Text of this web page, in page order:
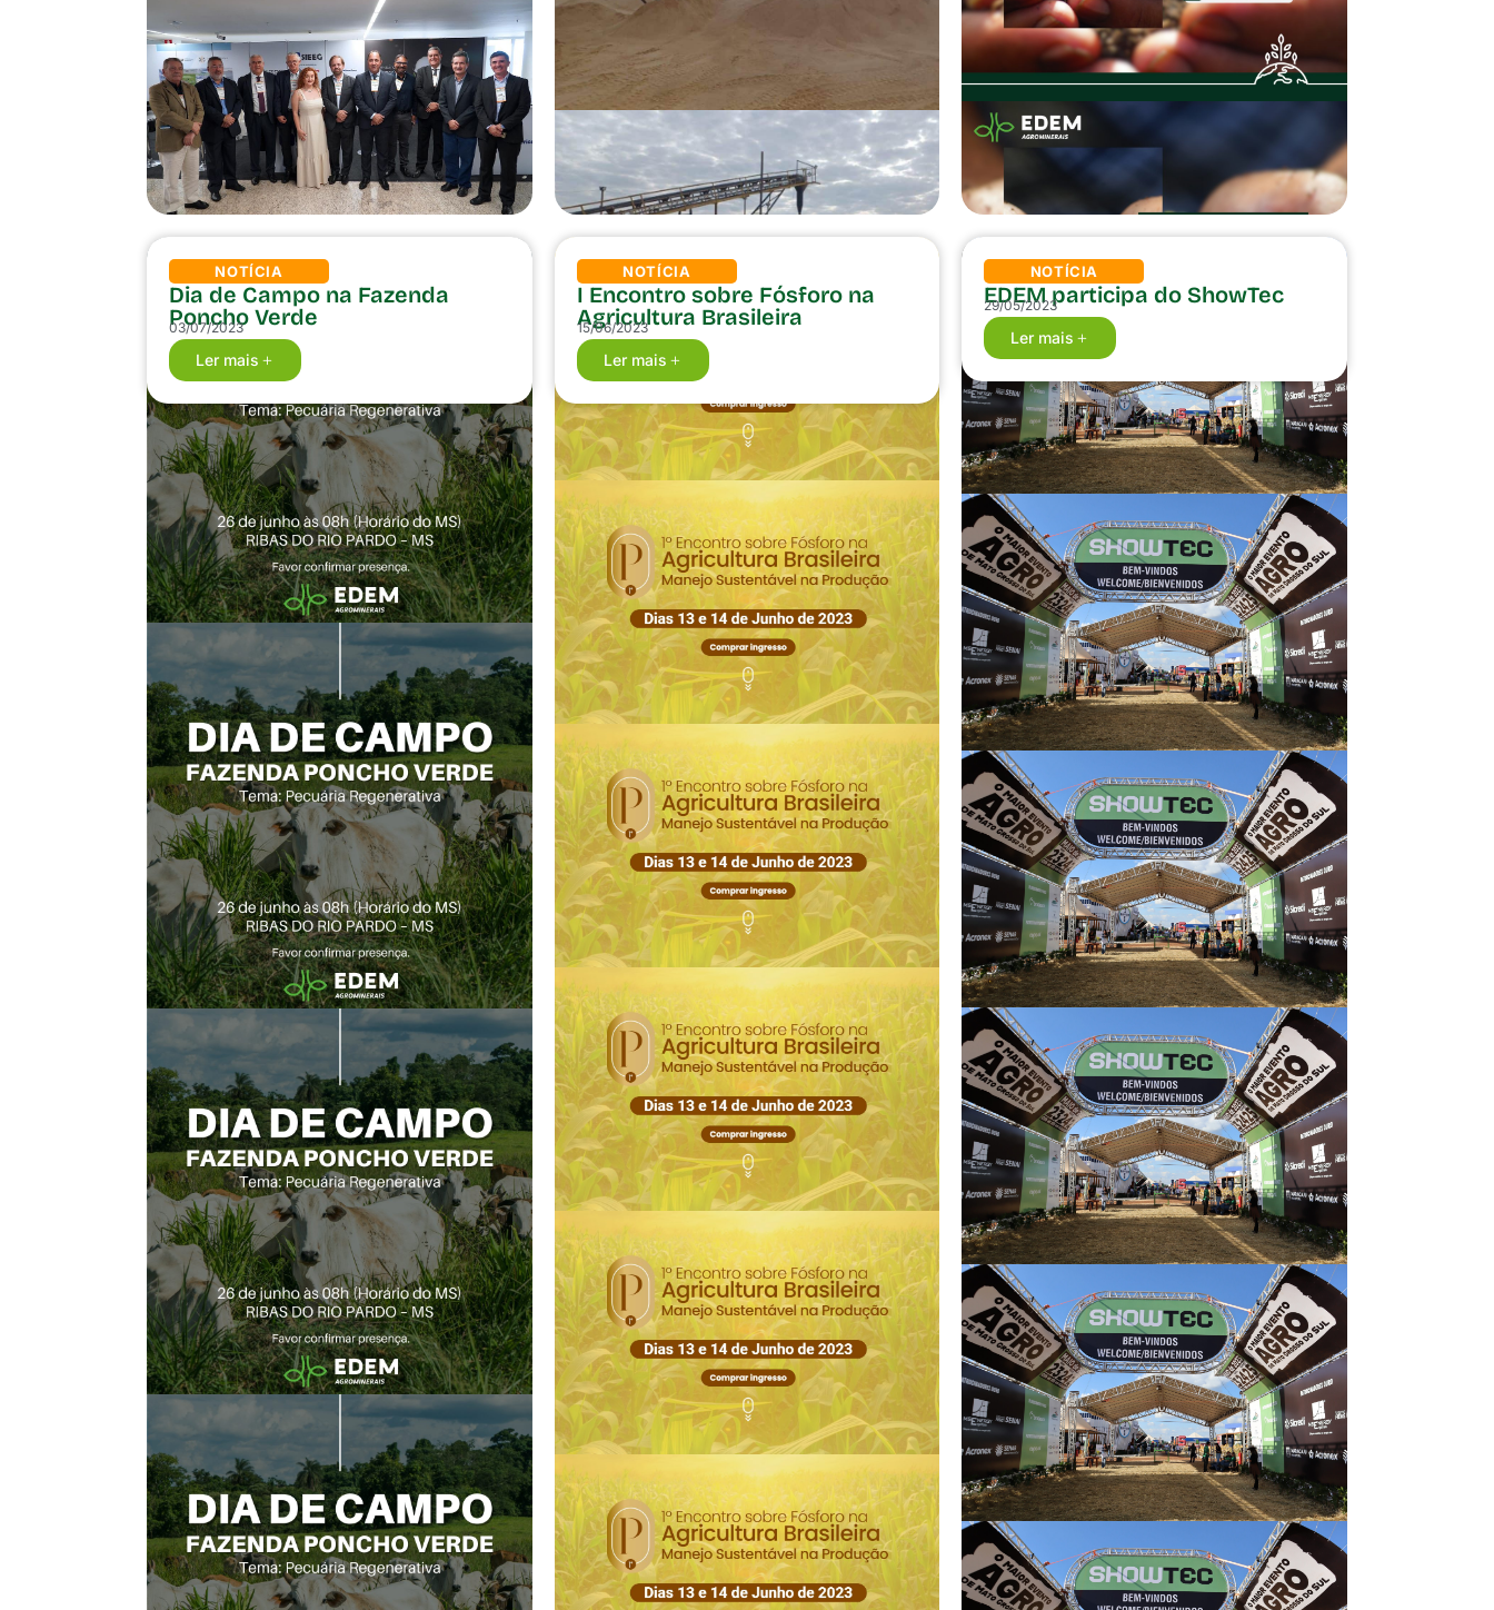
NOTÍCIA
Dia de Campo na Fazenda
Poncho Verde
03/07/2023
Ler mais
NOTÍCIA
I Encontro sobre Fósforo na
Agricultura Brasileira
15/06/2023
Ler mais
NOTÍCIA
EDEM participa do ShowTec
29/05/2023
Ler mais